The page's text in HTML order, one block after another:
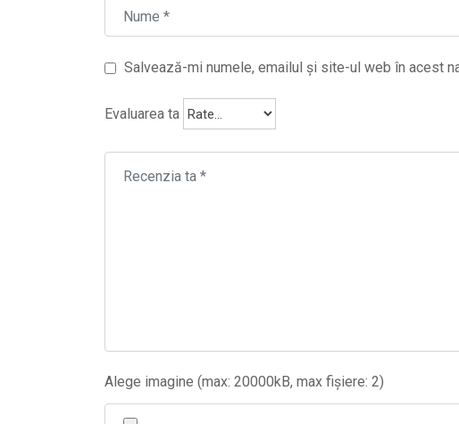
Salvează-mi numele, emailul și site-ul web în acest
Evaluarea ta
Alege imagine (max: 20000kB, max fișiere: 2)